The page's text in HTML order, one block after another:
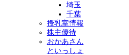
埼玉
千葉
授乳室情報
株主優待
おかあさん
といっしょ